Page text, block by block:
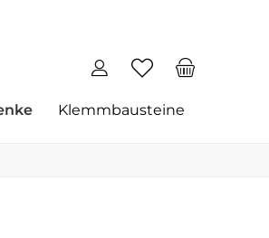
Klemmbausteine